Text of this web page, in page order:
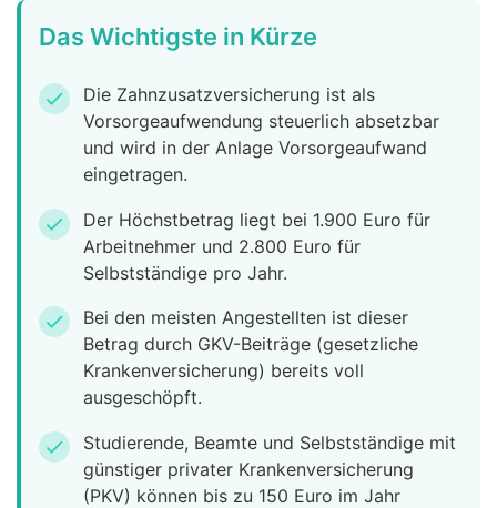
Das Wichtigste in Kürze
check
Die Zahnzusatzversicherung ist als
Vorsorgeaufwendung steuerlich absetzbar
und wird in der Anlage Vorsorgeaufwand
eingetragen.
check
Der Höchstbetrag liegt bei 1.900 Euro für
Arbeitnehmer und 2.800 Euro für
Selbstständige pro Jahr.
check
Bei den meisten Angestellten ist dieser
Betrag durch GKV-Beiträge (gesetzliche
Krankenversicherung) bereits voll
ausgeschöpft.
check
Studierende, Beamte und Selbstständige mit
günstiger privater Krankenversicherung
(PKV) können bis zu 150 Euro im Jahr